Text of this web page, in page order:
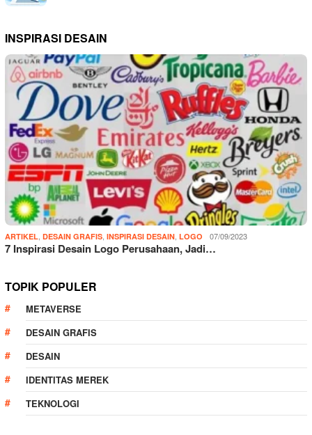
INSPIRASI DESAIN
ARTIKEL DESAIN GRAFIS INSPIRASI DESAIN LOGO 07/09/2023
7 Inspirasi Desain Logo Perusahaan, Jadi…
TOPIK POPULER
METAVERSE
DESAIN GRAFIS
DESAIN
IDENTITAS MEREK
TEKNOLOGI